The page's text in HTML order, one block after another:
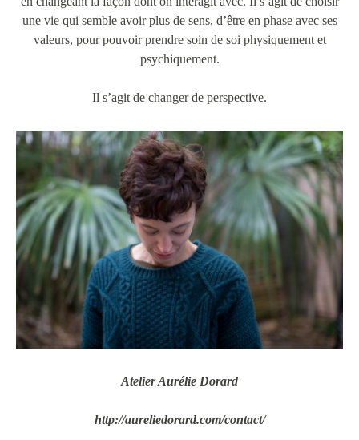
une vie qui semble avoir plus de sens, d’être en phase avec ses
valeurs, pour pouvoir prendre soin de soi physiquement et
psychiquement.
Il s’agit de changer de perspective.
Atelier Aurélie Dorard
http://aureliedorard.com/contact/